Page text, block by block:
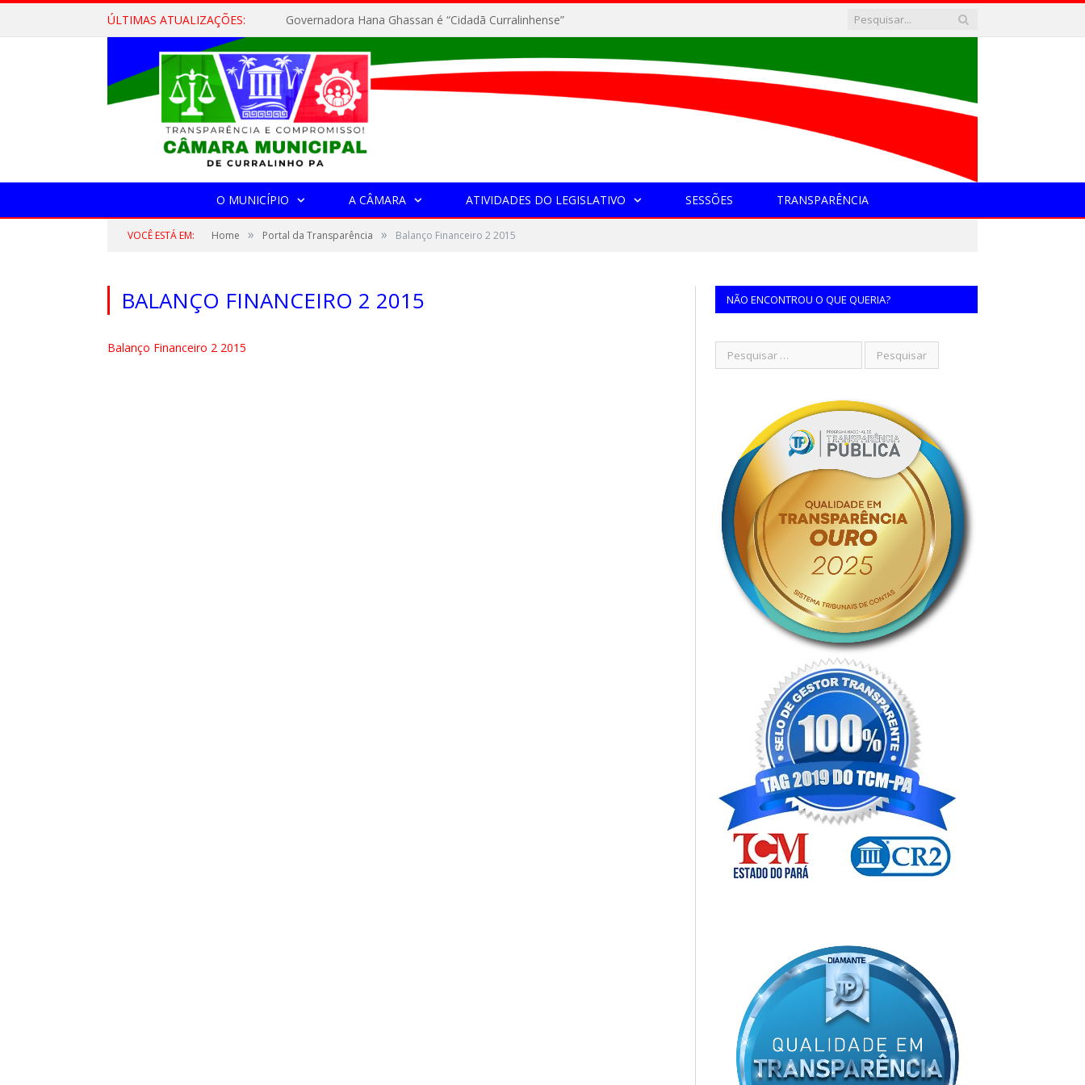
ÚLTIMAS ATUALIZAÇÕES: Governadora Hana Ghassan é “Cidadã Curralinhense”
O MUNICÍPIO A CÂMARA ATIVIDADES DO LEGISLATIVO SESSÕES TRANSPARÊNCIA
VOCÊ ESTÁ EM: Home » Portal da Transparência » Balanço Financeiro 2 2015
BALANÇO FINANCEIRO 2 2015
Balanço Financeiro 2 2015
NÃO ENCONTROU O QUE QUERIA?